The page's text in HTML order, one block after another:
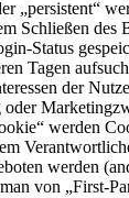
„persistent“
Schließen des
Status
Tagen
der
werden
werden
von „First-